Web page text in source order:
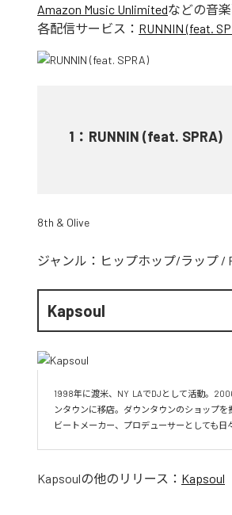
Amazon Music Unlimitedなどの音
各配信サービス： RUNNIN (feat.
1 ： RUNNIN (feat. SPRA)
8th & Olive
ジャンル： ヒップホップ/ラップ /
Kapsoul
1998年に渡米、NY  LAでDJとして活動。
ンタウンに移店。ダウンタウンのショップを
ビートメーカー、プロデューサーとしても日
Kapsoulの他のリリース： Kapsoul